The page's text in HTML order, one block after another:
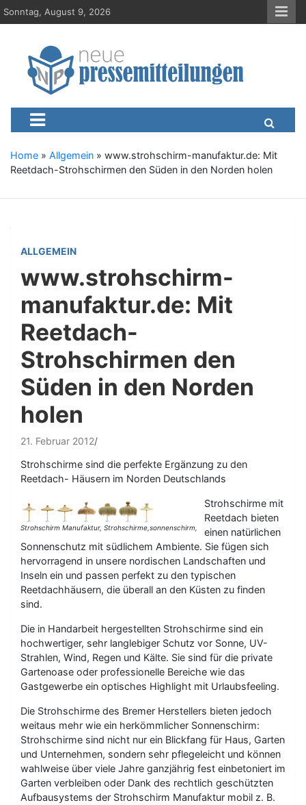
S
k
Sonntag, August 9, 2026
Neue-
Presseportal, Nachrichten, News, Meldungen, Wirtschaft
Home » Allgemein » www.strohschirm-manufaktur.de: Mit
Reetdach-Strohschirmen den Süden in den Norden holen
ALLGEMEIN
www.strohschirm-
manufaktur.de: Mit
Reetdach-
Strohschirmen den
Süden in den Norden
holen
21. Februar 2012
Strohschirme sind die perfekte Ergänzung zu den
Reetdach- Häusern im Norden Deutschlands
Strohschirm Manufaktur, Strohschirme,sonnenschirm,
Strohschirme mit
Reetdach bieten
einen natürlichen
Sonnenschutz mit südlichem Ambiente. Sie fügen sich
hervorragend in unsere nordischen Landschaften und
Inseln ein und passen perfekt zu den typischen
Reetdachhäusern, die überall an den Küsten zu finden
sind.
Die in Handarbeit hergestellten Strohschirme sind ein
hochwertiger, sehr langlebiger Schutz vor Sonne, UV-
Strahlen, Wind, Regen und Kälte. Sie sind für die private
Gartenoase oder professionelle Bereiche wie das
Gastgewerbe ein optisches Highlight mit Urlaubsfeeling.
Die Strohschirme des Bremer Herstellers bieten jedoch
weitaus mehr wie ein herkömmlicher Sonnenschirm:
Strohschirme sind nicht nur ein Blickfang für Haus, Garten
und Unternehmen, sondern sehr pflegeleicht und können
wahlweise über viele Jahre ganzjährig fest einbetoniert im
Garten verbleiben oder Dank des rechtlich geschützten
Aufbausystems der Strohschirm Manufaktur mobil z. B.